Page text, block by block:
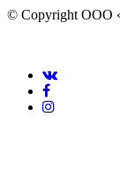
© Copyright ООО